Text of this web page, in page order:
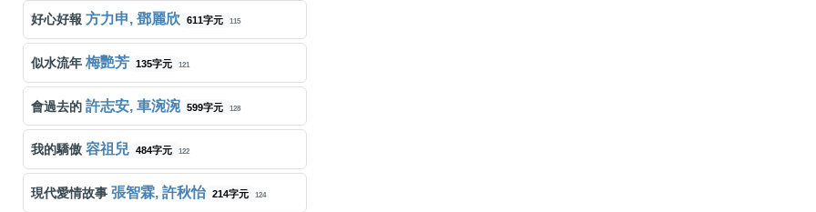
好心好報 方力申, 鄧麗欣 611字元 115
似水流年 梅艷芳 135字元 121
會過去的 許志安, 車涴涴 599字元 128
我的驕傲 容祖兒 484字元 122
現代愛情故事 張智霖, 許秋怡 214字元 124